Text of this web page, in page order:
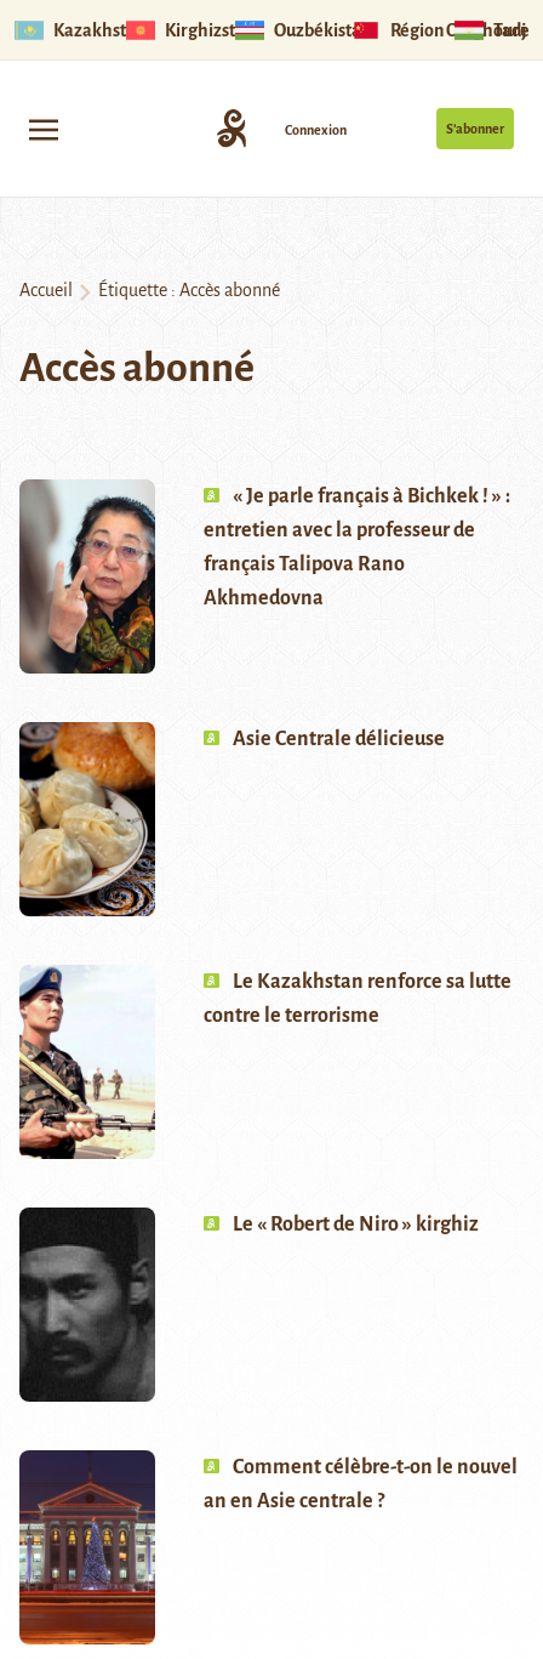
Kazakhstan Kirghizstan Ouzbékistan Région Ouïghoure
S’abonner
Connexion
Accueil Étiquette : Accès abonné
Accès abonné
« Je parle français à Bichkek ! » :
entretien avec la professeur de
français Talipova Rano
Akhmedovna
Asie Centrale délicieuse
Le Kazakhstan renforce sa lutte
contre le terrorisme
Le « Robert de Niro » kirghiz
Comment célèbre-t-on le nouvel
an en Asie centrale ?